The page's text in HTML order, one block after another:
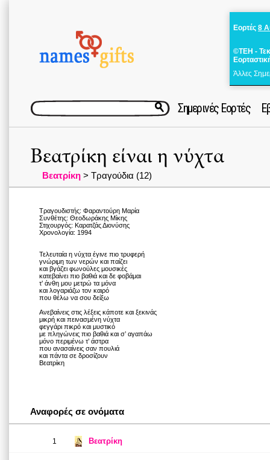
Εορτές 8
©ΤΕΗ -
Άλλες
Σημερινές Εορτές
Βεατρίκη είναι η νύχτα
Βεατρίκη > Τραγούδια (12)
Τραγουδιστής: Φαραντούρη Μαρία
Συνθέτης: Θεοδωράκης Μίκης
Στιχουργός: Καρατζάς Διονύσης
Χρονολογία: 1994
Τελευταία η νύχτα έγινε πιο τρυφερή
γνώριμη των νερών και παίζει
και βγάζει φωνούλες μουσικές
κατεβαίνει πιο βαθιά και δε φοβάμαι
τ’ άνθη μου μετρώ τα μόνα
και λογαριάζω τον καιρό
που θέλω να σου δείξω
Ανεβαίνεις στις λέξεις κάποτε και ξεκινάς
μικρή και πεινασμένη νύχτα
φεγγάρι πικρό και μυστικό
με πληγώνεις πιο βαθιά και σ’ αγαπάω
μόνο περιμένω τ’ άστρα
που ανασαίνεις σαν πουλιά
και πάντα σε δροσίζουν
Βεατρίκη
Αναφορές σε ονόματα
1 Βεατρίκη